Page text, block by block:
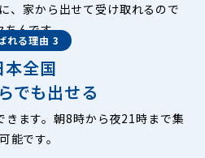
、家から出せて受け取れるので
ちんです。
れる理由 3
本全国
でも出せる
きます。朝8時から夜21時まで集
能です。